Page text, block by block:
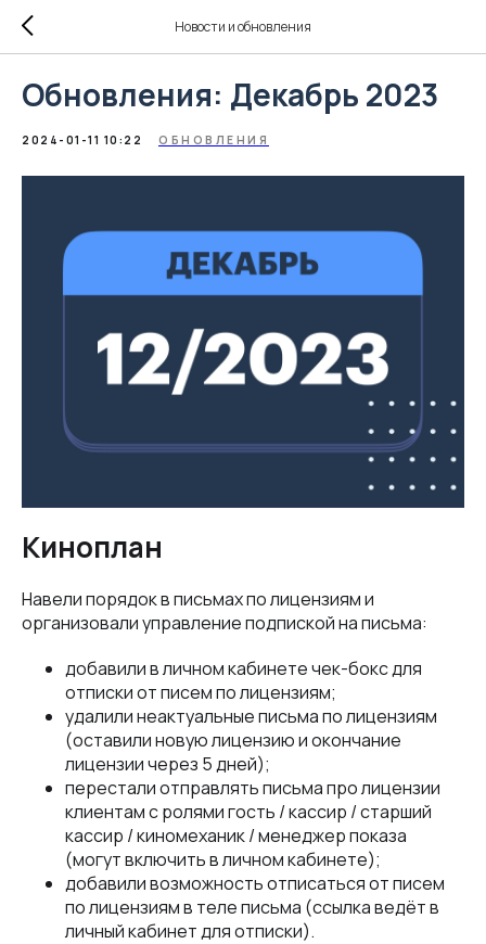
Новости и обновления
Обновления: Декабрь 2023
2024-01-11 10:22 ОБНОВЛЕНИЯ
Киноплан
Навели порядок в письмах по лицензиям и
организовали управление подпиской на письма:
добавили в личном кабинете чек-бокс для
отписки от писем по лицензиям;
удалили неактуальные письма по лицензиям
(оставили новую лицензию и окончание
лицензии через 5 дней);
перестали отправлять письма про лицензии
клиентам с ролями гость / кассир / старший
кассир / киномеханик / менеджер показа
(могут включить в личном кабинете);
добавили возможность отписаться от писем
по лицензиям в теле письма (ссылка ведёт в
личный кабинет для отписки).